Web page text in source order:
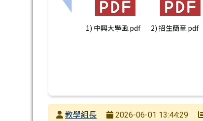
1) 中興大學函.pdf 2) 招生簡章.pdf
發布者教學組長
2026-06-01 13:44:29